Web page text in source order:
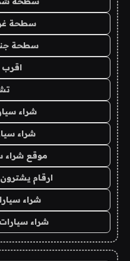
سطحة
سطحة
شراء
شراء
موقع شراء
ارقام
شراء
شراء